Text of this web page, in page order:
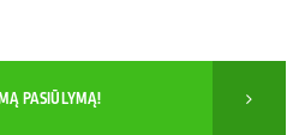
PASIŪLYMĄ!